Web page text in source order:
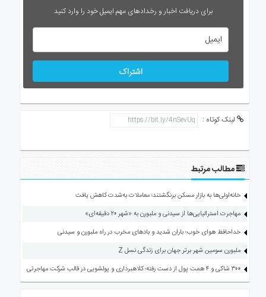
برای دریافت اخبار و رخدادهای مهم ایمیل خود را وارد کنید
اشتراک
لینک کوتاه :
مطالب مرتبط
خانه‌اولی‌ها به بازار مسکن برنگشتند؛ معاملات به‌شدت کاهش یافت
مهاجرت استرالیایی‌ها از سیدنی و ملبورن به «شهر ۲۰ دقیقه‌ای»
خداحافظ هوای خوب؛ باران شدید و بادهای مخرب در راه ملبورن و سیدنی
ملبورن سومین شهر برتر جهان برای زندگی نسل Z
۳۰۰ شاکی و ۴ همت پول از دست رفته؛ کلاهبرداری و پولشویی در قالب شرکت مهاجرتی